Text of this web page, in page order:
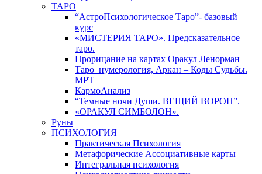
ТАРО
“АстроПсихологическое Таро”- базовый
курс
«МИСТЕРИЯ ТАРО». Предсказательное
таро.
Прорицание на картах Оракул Ленорман
Таро_нумерология, Аркан – Коды Судьбы.
МРТ
КармоАнализ
“Темные ночи Души. ВЕЩИЙ ВОРОН”.
«ОРАКУЛ СИМБОЛОН».
Руны
ПСИХОЛОГИЯ
Практическая Психология
Метафорические Ассоциативные карты
Интегральная психология